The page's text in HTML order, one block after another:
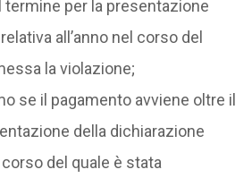
termine per la presentazione
all’anno nel corso del
la violazione;
se il pagamento avviene oltre il
della dichiarazione
corso del quale è stata